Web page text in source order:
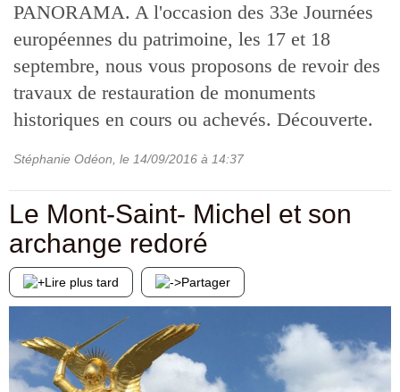
PANORAMA. A l'occasion des 33e Journées
européennes du patrimoine, les 17 et 18
septembre, nous vous proposons de revoir des
travaux de restauration de monuments
historiques en cours ou achevés. Découverte.
Stéphanie Odéon , le 14/09/2016 à 14:37
Le Mont-Saint- Michel et son
archange redoré
Lire plus tard Partager